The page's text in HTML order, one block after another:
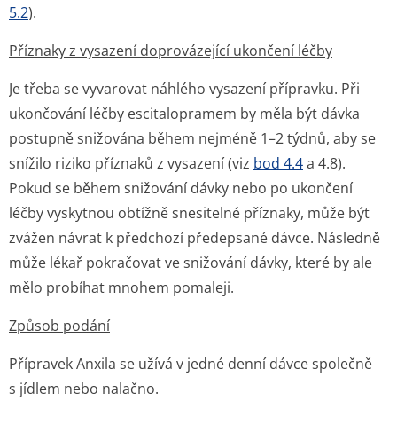
5.2).
Příznaky z vysazení doprovázející ukončení léčby
Je třeba se vyvarovat náhlého vysazení přípravku. Při
ukončování léčby escitalopramem by měla být dávka
postupně snižována během nejméně 1–2 týdnů, aby se
snížilo riziko příznaků z vysazení (viz bod 4.4a 4.8).
Pokud se během snižování dávky nebo po ukončení
léčby vyskytnou obtížně snesitelné příznaky, může být
zvážen návrat k předchozí předepsané dávce. Následně
může lékař pokračovat ve snižování dávky, které by ale
mělo probíhat mnohem pomaleji.
Způsob podání
Přípravek Anxila se užívá v jedné denní dávce společně
s jídlem nebo nalačno.